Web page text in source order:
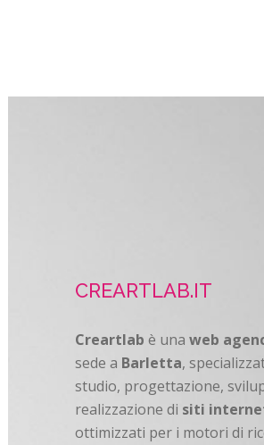
CREARTLAB.IT
Creartlab è una web
sede a Barletta,
studio, progettazione,
realizzazione di siti
ottimizzati per i motori di